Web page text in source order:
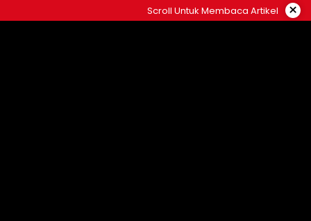
to
Scroll Untuk Membaca Artikel ×